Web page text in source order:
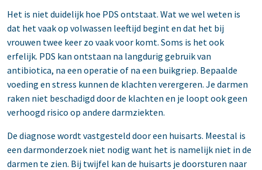
Het is niet duidelijk hoe PDS ontstaat. Wat we wel weten is
dat het vaak op volwassen leeftijd begint en dat het bij
vrouwen twee keer zo vaak voor komt. Soms is het ook
erfelijk. PDS kan ontstaan na langdurig gebruik van
antibiotica, na een operatie of na een buikgriep. Bepaalde
voeding en stress kunnen de klachten verergeren. Je darmen
raken niet beschadigd door de klachten en je loopt ook geen
verhoogd risico op andere darmziekten.
De diagnose wordt vastgesteld door een huisarts. Meestal is
een darmonderzoek niet nodig want het is namelijk niet in de
darmen te zien. Bij twijfel kan de huisarts je doorsturen naar